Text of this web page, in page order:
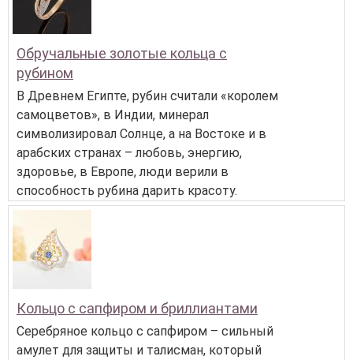
Обручальные золотые кольца с
рубином
В Древнем Египте, рубин считали «королем
самоцветов», в Индии, минерал
символизировал Солнце, а на Востоке и в
арабских странах – любовь, энергию,
здоровье, в Европе, люди верили в
способность рубина дарить красоту.
Кольцо с сапфиром и бриллиантами
Серебряное кольцо с сапфиром – сильный
амулет для защиты и талисман, который